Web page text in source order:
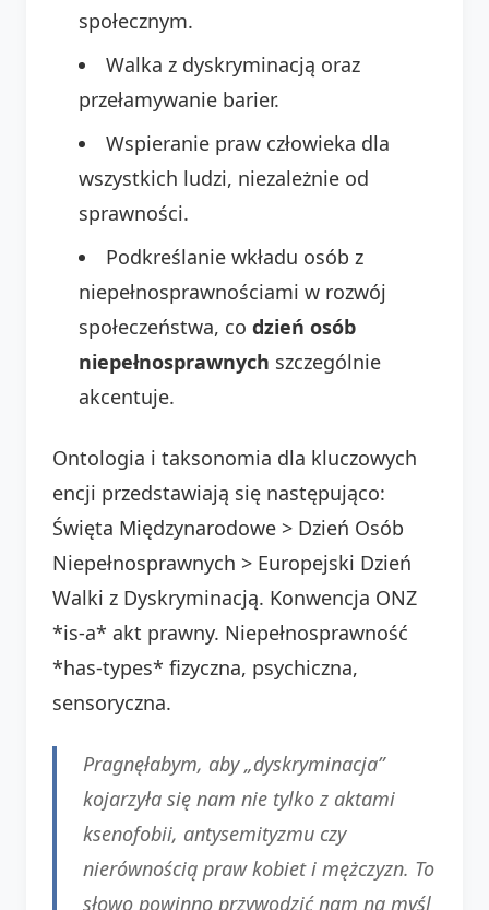
społecznym.
Walka z dyskryminacją oraz
przełamywanie barier.
Wspieranie praw człowieka dla
wszystkich ludzi, niezależnie od
sprawności.
Podkreślanie wkładu osób z
niepełnosprawnościami w rozwój
społeczeństwa, co dzień osób
niepełnosprawnych szczególnie
akcentuje.
Ontologia i taksonomia dla kluczowych
encji przedstawiają się następująco:
Święta Międzynarodowe > Dzień Osób
Niepełnosprawnych > Europejski Dzień
Walki z Dyskryminacją. Konwencja ONZ
*is-a* akt prawny. Niepełnosprawność
*has-types* fizyczna, psychiczna,
sensoryczna.
Pragnęłabym, aby „dyskryminacja”
kojarzyła się nam nie tylko z aktami
ksenofobii, antysemityzmu czy
nierównością praw kobiet i mężczyzn. To
słowo powinno przywodzić nam na myśl